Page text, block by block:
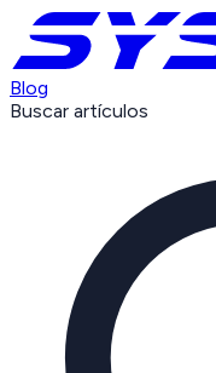
Blog
Buscar artículos